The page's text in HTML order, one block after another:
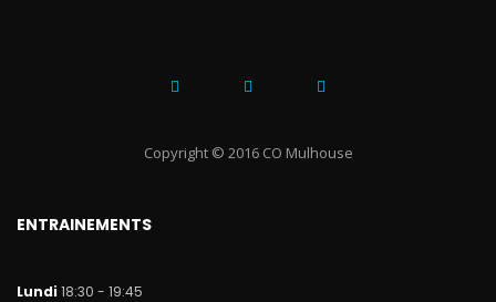
Copyright © 2016 CO Mulhouse
ENTRAINEMENTS
Lundi 18:30 - 19:45